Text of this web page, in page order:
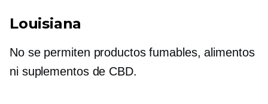
Louisiana
No se permiten productos fumables, alimentos
ni suplementos de CBD.